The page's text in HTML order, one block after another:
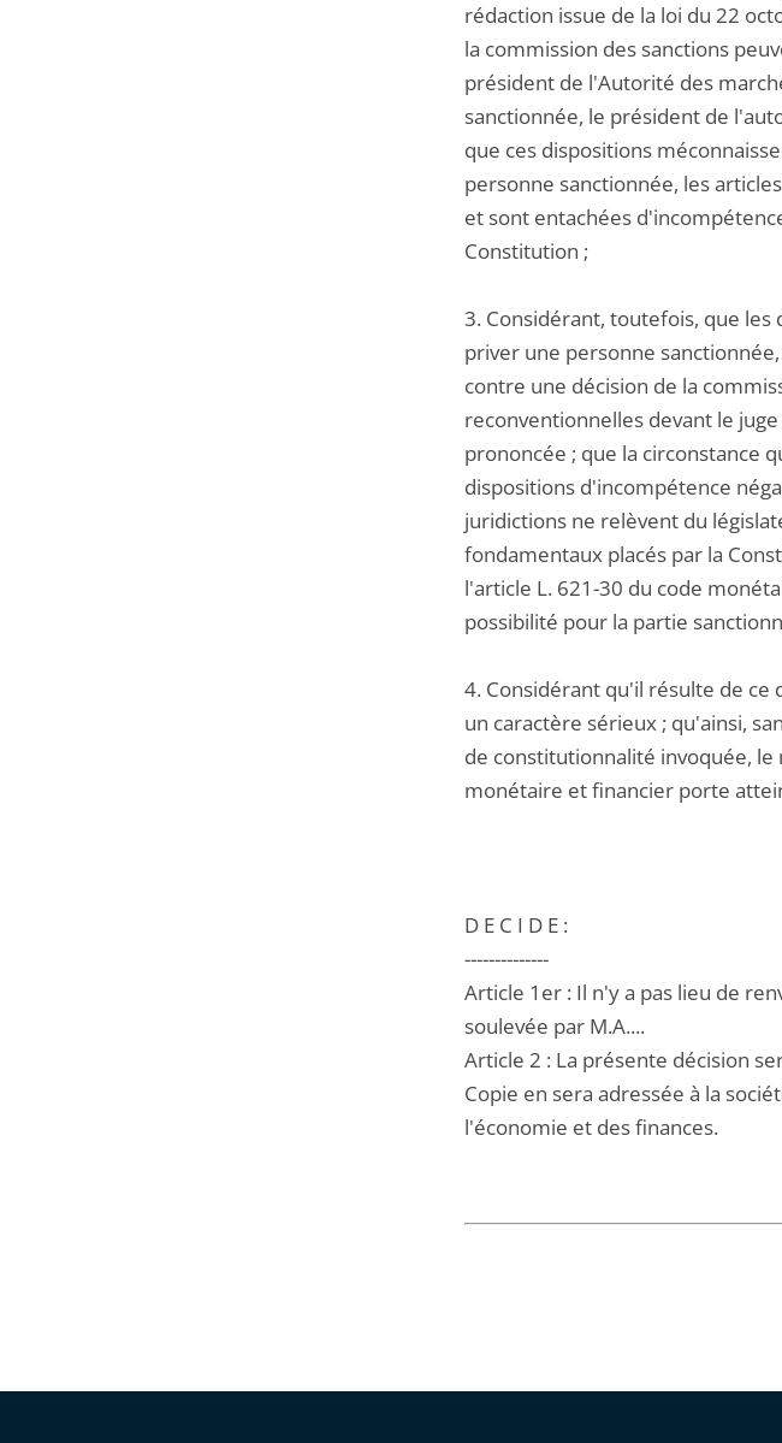
rédaction issue de la loi du 22
la commission des sanctions
président de l'Autorité des
sanctionnée, le président de
que ces dispositions
personne sanctionnée, les
et sont entachées
Constitution ;
3. Considérant, toutefois, que
priver une personne
contre une décision de la
reconventionnelles devant le
prononcée ; que la circonstance
dispositions d'incompétence
juridictions ne relèvent du
fondamentaux placés par la
l'article L. 621-30 du code
possibilité pour la partie
4. Considérant qu'il résulte de ce
un caractère sérieux ; qu'ainsi,
de constitutionnalité invoquée,
monétaire et financier porte
D E C I D E :
--------------
Article 1er : Il n'y a pas lieu de
soulevée par M.A....
Article 2 : La présente décision
Copie en sera adressée à la
l'économie et des finances.